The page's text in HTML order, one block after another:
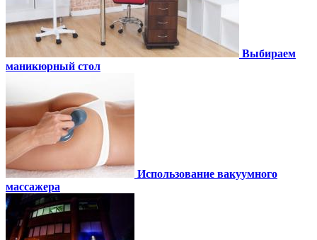
Выбираем
маникюрный стол
Использование вакуумного
массажера